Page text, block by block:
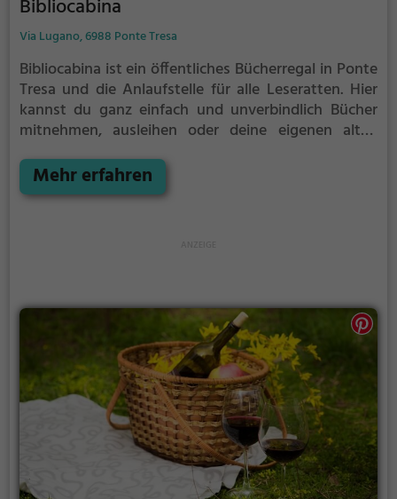
Bibliocabina
Via Lugano, 6988 Ponte Tresa
Bibliocabina ist ein öffentliches Bücherregal in Ponte
Tresa und die Anlaufstelle für alle Leseratten. Hier
kannst du ganz einfach und unverbindlich Bücher
mitnehmen, ausleihen oder deine eigenen alten
gibt kein festes Sortiment, der Bestand wechselt
täglich.
Mehr erfahren